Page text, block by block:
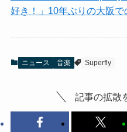
好き！」10年ぶりの大阪
ニュース 音楽 Superfly
記事の拡散